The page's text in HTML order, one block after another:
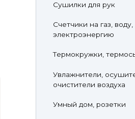
Сушилки для рук
Счетчики на газ, воду,
электроэнергию
Термокружки,
Увлажнители,
очистители воздуха
Умный дом, розетки